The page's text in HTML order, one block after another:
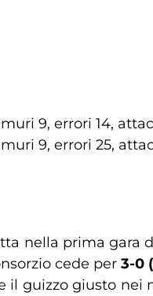
9, errori 14,
9, errori 25,
nella prima gara
cede per 3-0
guizzo giusto